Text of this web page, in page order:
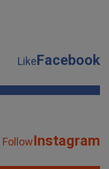
LikeFacebook
FollowInstagram